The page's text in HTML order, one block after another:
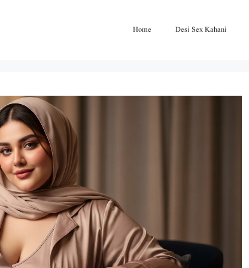
Home Desi Sex Kahani